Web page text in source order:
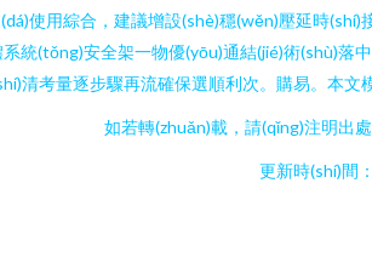
使用綜合，建議增設(shè)穩(wěn)壓延時
統(tǒng)安全架一物優(yōu)通結(jié)術(shù)落
清考量逐步驟再流確保選順利次。購易。本
如若轉(zhuǎn)載，請(qǐng)注明
更新時(shí)間